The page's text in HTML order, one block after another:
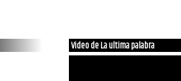
Video de La ultima palabra